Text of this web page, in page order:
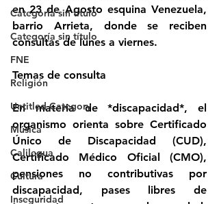
Categoría sin título
Categoría sin título
FNE
Religión
Untitled Category
Música
Calilegua
Cultura
Inseguridad
en 23 de Agosto esquina Venezuela,
barrio Arrieta, donde se reciben
consultas de lunes a viernes.
Temas de consulta
En materia de *discapacidad*, el
organismo orienta sobre Certificado
Único de Discapacidad (CUD),
Certificado Médico Oficial (CMO),
pensiones no contributivas por
discapacidad, pases libres de